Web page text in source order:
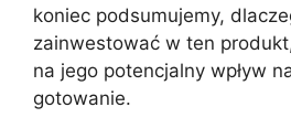
koniec podsumujemy,
zainwestować w ten
na jego potencjalny wpływ
gotowanie.